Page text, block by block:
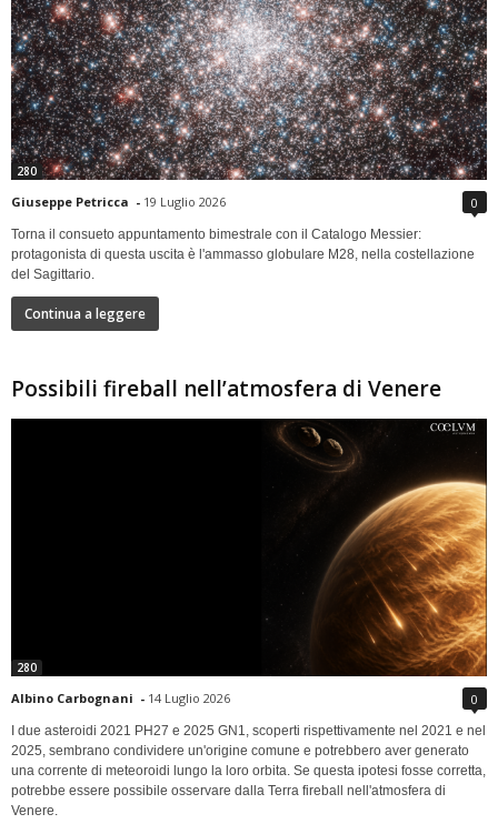
280
Giuseppe Petricca - 19 Luglio 2026 0
Torna il consueto appuntamento bimestrale con il Catalogo Messier:
protagonista di questa uscita è l'ammasso globulare M28, nella costellazione
del Sagittario.
Continua a leggere
Possibili fireball nell’atmosfera di Venere
280
Albino Carbognani - 14 Luglio 2026 0
I due asteroidi 2021 PH27 e 2025 GN1, scoperti rispettivamente nel 2021 e nel
2025, sembrano condividere un'origine comune e potrebbero aver generato
una corrente di meteoroidi lungo la loro orbita. Se questa ipotesi fosse corretta,
potrebbe essere possibile osservare dalla Terra fireball nell'atmosfera di
Venere.